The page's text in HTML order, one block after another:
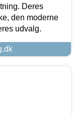
Deres
den moderne
udvalg.